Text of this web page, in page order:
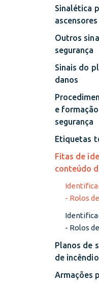
Sinalética
ascensores
Outros
segurança
Sinais do
danos
e
segurança
Etiquetas
Fitas de
conteúdo
- Rolos
- Rolos
Planos de
de
Armações